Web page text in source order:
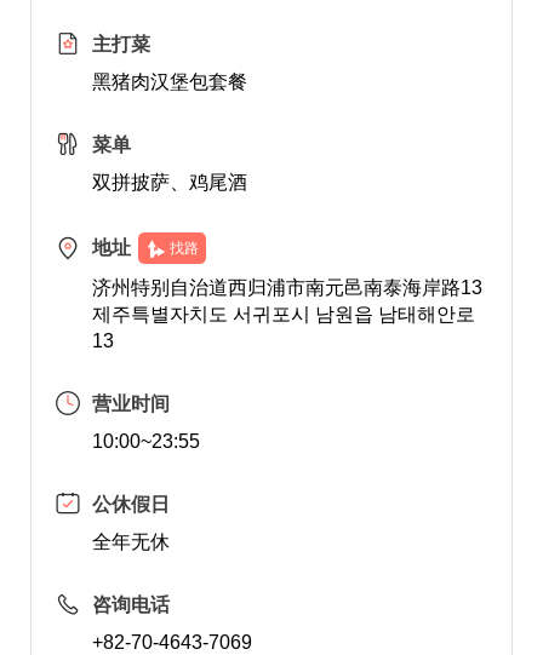
主打菜
黑猪肉汉堡包套餐
菜单
双拼披萨、鸡尾酒
地址 找路
济州特别自治道西归浦市南元邑南泰海岸路13
제주특별자치도 서귀포시 남원읍 남태해안로
13
营业时间
10:00~23:55
公休假日
全年无休
咨询电话
+82-70-4643-7069